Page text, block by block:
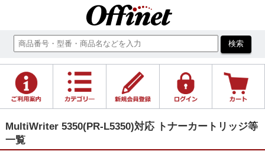
MultiWriter 5350(PR-L5350)対応 トナーカートリッジ等
一覧